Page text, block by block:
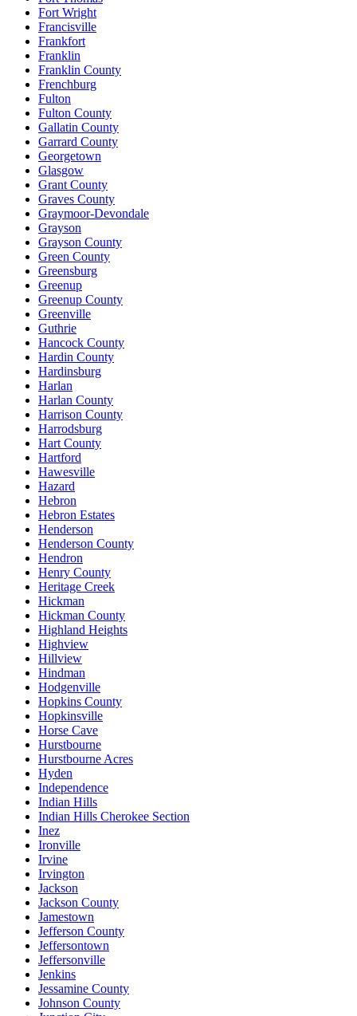
Fort Wright
Francisville
Frankfort
Franklin
Franklin County
Frenchburg
Fulton
Fulton County
Gallatin County
Garrard County
Georgetown
Glasgow
Grant County
Graves County
Graymoor-Devondale
Grayson
Grayson County
Green County
Greensburg
Greenup
Greenup County
Greenville
Guthrie
Hancock County
Hardin County
Hardinsburg
Harlan
Harlan County
Harrison County
Harrodsburg
Hart County
Hartford
Hawesville
Hazard
Hebron
Hebron Estates
Henderson
Henderson County
Hendron
Henry County
Heritage Creek
Hickman
Hickman County
Highland Heights
Highview
Hillview
Hindman
Hodgenville
Hopkins County
Hopkinsville
Horse Cave
Hurstbourne
Hurstbourne Acres
Hyden
Independence
Indian Hills
Indian Hills Cherokee Section
Inez
Ironville
Irvine
Irvington
Jackson
Jackson County
Jamestown
Jefferson County
Jeffersontown
Jeffersonville
Jenkins
Jessamine County
Johnson County